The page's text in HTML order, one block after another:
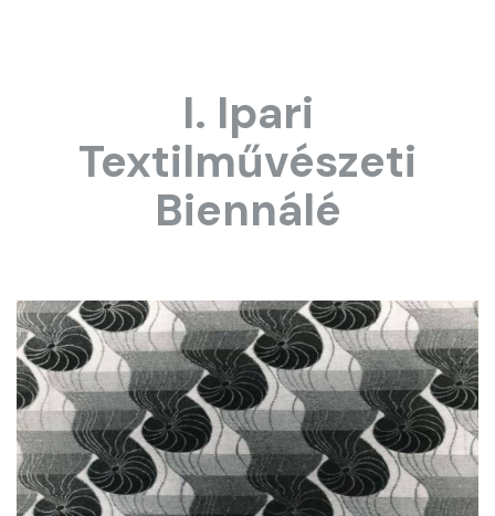
I. Ipari
Textilművészeti
Biennálé